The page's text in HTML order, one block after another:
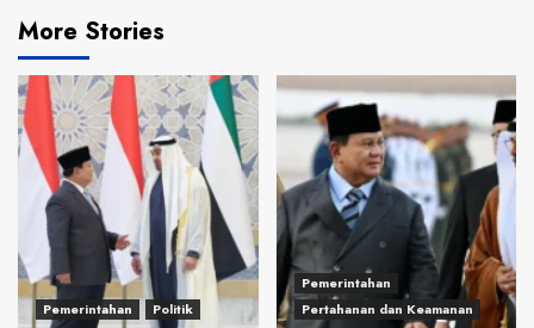
More Stories
Pemerintahan Politik
Pemerintahan
Pertahanan dan Keamanan